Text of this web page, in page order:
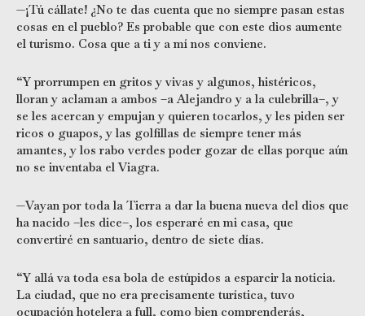
—¡Tú cállate! ¿No te das cuenta que no siempre pasan estas
cosas en el pueblo? Es probable que con este dios aumente
el turismo. Cosa que a ti y a mí nos conviene.
“Y prorrumpen en gritos y vivas y algunos, histéricos,
lloran y aclaman a ambos –a Alejandro y a la culebrilla–, y
se les acercan y empujan y quieren tocarlos, y les piden ser
ricos o guapos, y las golfillas de siempre tener más
amantes, y los rabo verdes poder gozar de ellas porque aún
no se inventaba el Viagra.
—Vayan por toda la Tierra a dar la buena nueva del dios que
ha nacido –les dice–, los esperaré en mi casa, que
convertiré en santuario, dentro de siete días.
“Y allá va toda esa bola de estúpidos a esparcir la noticia.
La ciudad, que no era precisamente turística, tuvo
ocupación hotelera a full, como bien comprenderás,